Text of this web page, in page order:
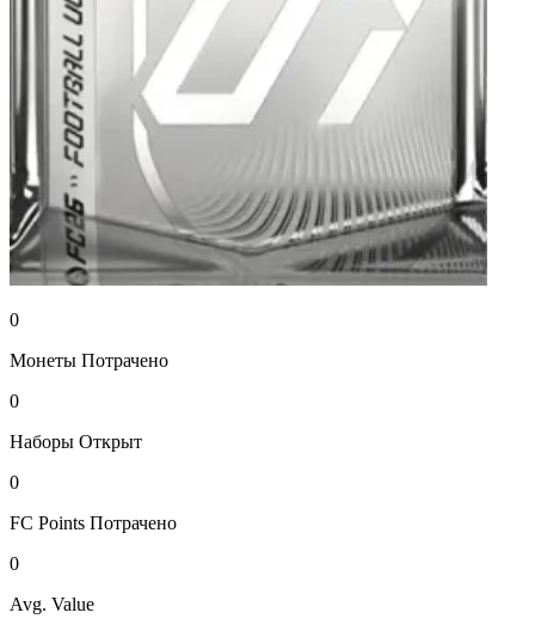
0
Монеты Потрачено
0
Наборы Открыт
0
FC Points Потрачено
0
Avg. Value